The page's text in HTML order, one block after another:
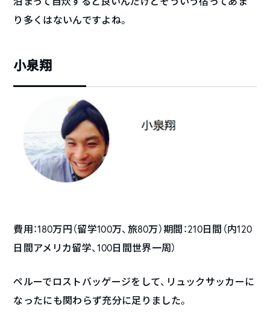
り多くはないんですよね。
小泉翔
費用：180万円（留学100万、旅80万）期間：210日間（内120
日間アメリカ留学、100日間世界一周）
ペルーでロストバッゲージをして、リュックサッカーに
なったにも関わらず充分に足りました。